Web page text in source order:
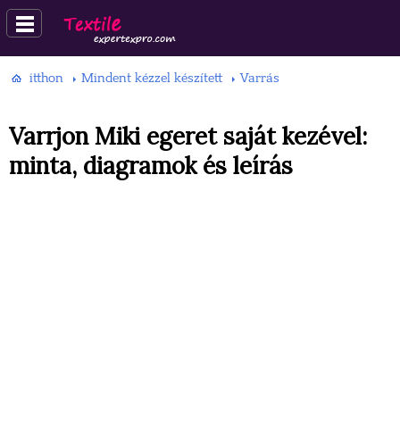
itthon Mindent kézzel készített Varrás
Varrjon Miki egeret saját kezével:
minta, diagramok és leírás